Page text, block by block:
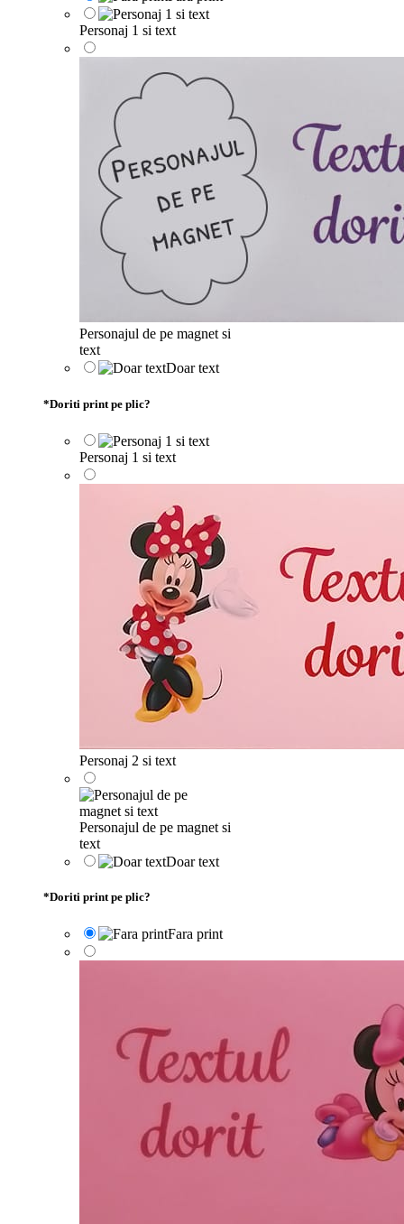
Personaj 1 si text
Personajul de pe magnet si
text
Doar text
*Doriti print pe plic?
Personaj 1 si text
Personaj 2 si text
Personajul de pe magnet si
text
Doar text
*Doriti print pe plic?
Fara print